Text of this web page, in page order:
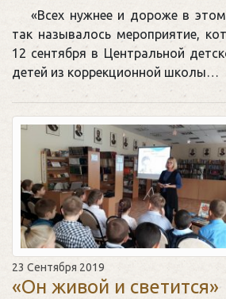
«Всех нужнее и дороже в
так называлось мероприятие,
12 сентября в Центральной
детей из коррекционной школы…
23 Сентября 2019
«Он живой и светится»